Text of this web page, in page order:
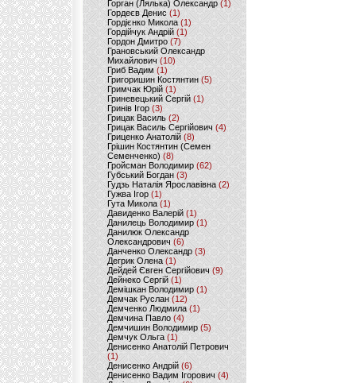
Горган (Лялька) Олександр(1)
Гордеєв Денис (1)
Гордієнко Микола (1)
Гордійчук Андрій (1)
Гордон Дмитро (7)
Грановський Олександр
Михайлович (10)
Гриб Вадим (1)
Григоришин Костянтин (5)
Гримчак Юрій(1)
Гриневецький Сергій(1)
Гринів Ігор (3)
Грицак Василь (2)
Грицак Василь Сергійович (4)
Гриценко Анатолій (8)
Грішин Костянтин (Семен
Семенченко)(8)
Гройсман Володимир(62)
Губський Богдан (3)
Гудзь Наталія Ярославівна(2)
Гужва Ігор (1)
Гута Микола (1)
Давиденко Валерій (1)
Данилець Володимир(1)
Данилюк Олександр
Олександрович (6)
Данченко Олександр (3)
Дегрик Олена(1)
Дейдей Євген Сергійович(9)
Дейнеко Сергій (1)
Демішкан Володимир(1)
Демчак Руслан (12)
Демченко Людмила (1)
Демчина Павло (4)
Демчишин Володимир (5)
Демчук Ольга(1)
Денисенко Анатолій Петрович
(1)
Денисенко Андрій (6)
Денисенко Вадим Ігорович (4)